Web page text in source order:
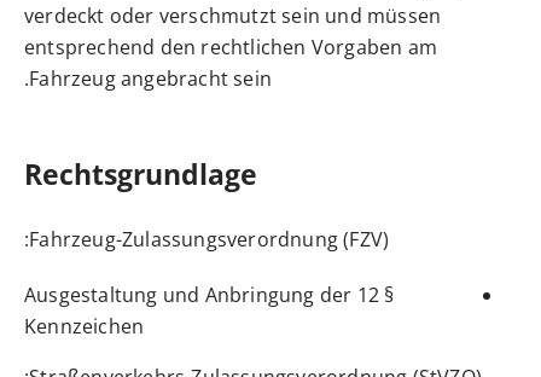
verdeckt oder verschmutzt sein und müssen
entsprechend den rechtlichen Vorgaben am
Fahrzeug angebracht sein.
Rechtsgrundlage
Fahrzeug-Zulassungsverordnung (FZV)
:
§ 12 Ausgestaltung und Anbringung der
Kennzeichen